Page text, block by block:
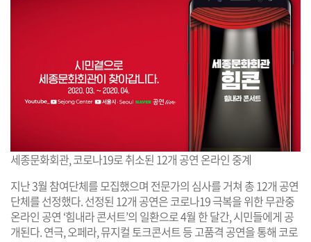
세종문화회관, 코로나19로 취소된 12개 공연 온라인 중계
지난 3월 참여단체를 모집했으며 전문가의 심사를 거쳐 총 12개 공연
단체를 선정했다. 선정된 12개 공연은 코로나19 극복을 위한 무관중
온라인 공연 ‘힘내라 콘서트’의 일환으로 4월 한 달간, 시민들에게 공
개된다. 연극, 오페라, 뮤지컬 토크콘서트 등 고품격 공연을 통해 코로